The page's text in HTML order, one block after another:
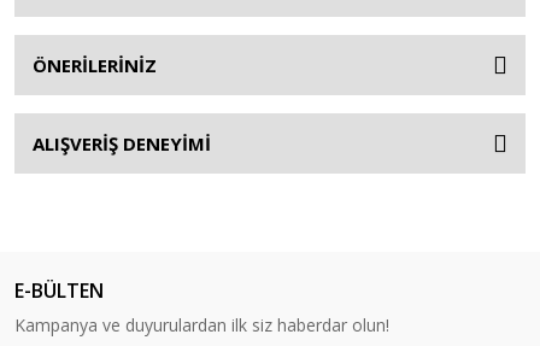
ÖNERİLERİNİZ
ALIŞVERİŞ DENEYİMİ
E-BÜLTEN
Kampanya ve duyurulardan ilk siz haberdar olun!